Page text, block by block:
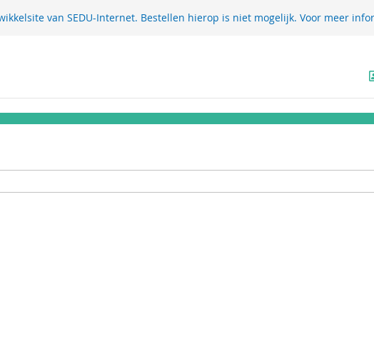
van SEDU-Internet. Bestellen hierop is niet mogelijk. Voor meer